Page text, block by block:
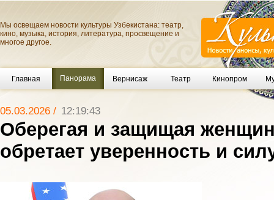
Мы освещаем новости культуры Узбекистана: театр,
кино, музыка, история, литература, просвещение и
многое другое.
Главная Панорама Вернисаж Театр Кинопром
05.03.2026 / 12:19:43
Оберегая и защищая
обретает уверенность и